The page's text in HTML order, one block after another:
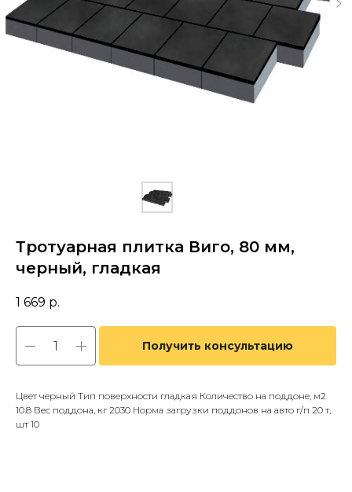
Тротуарная плитка Виго, 80 мм,
черный, гладкая
1 669 р.
Получить консультацию
Цвет черный Тип поверхности гладкая Количество на поддоне, м2
10.8 Вес поддона, кг 2030 Норма загрузки поддонов на авто г/п 20 т,
шт 10